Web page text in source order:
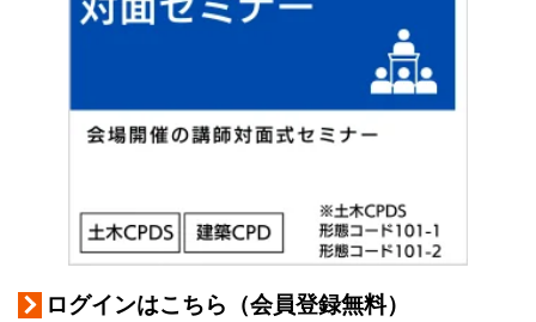
ログインはこちら（会員登録無料）